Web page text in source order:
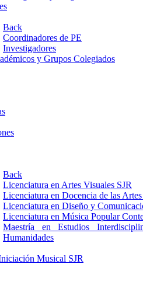
Back
Coordinadores de PE
Investigadores
y Grupos Colegiados
Back
Licenciatura en Artes Visuales SJR
Licenciatura en Docencia de las
Licenciatura en Diseño y
Licenciatura en Música Popular
Maestría en Estudios
Humanidades
Musical SJR